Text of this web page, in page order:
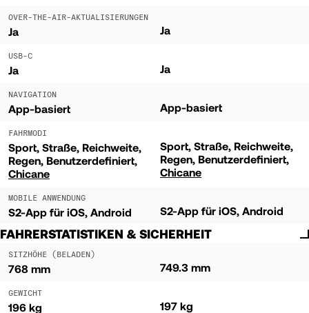
OVER-THE-AIR-AKTUALISIERUNGEN
Ja Ja
USB-C
Ja Ja
NAVIGATION
App-basiert App-basiert
FAHRMODI
Sport Straße Reichweite
Regen Benutzerdefiniert
Chicane
Sport Straße Reichweite
Regen Benutzerdefiniert
Chicane
MOBILE ANWENDUNG
S2-App für iOS, Android S2-App für iOS, Android
FAHRERSTATISTIKEN & SICHERHEIT
SITZHÖHE (BELADEN)
768 mm 749.3 mm
GEWICHT
196 kg 197 kg